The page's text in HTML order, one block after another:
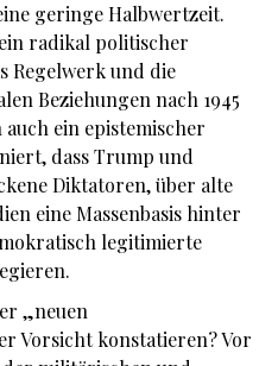
geringe Halbwertzeit.
radikal politischer
Regelwerk und die
Beziehungen nach 1945
ein epistemischer
dass Trump und
Diktatoren, über alte
eine Massenbasis hinter
legitimierte
„neuen
Vorsicht konstatieren? Vor